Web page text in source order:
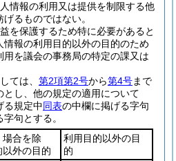
情報の利用又は提供を制限する他
るものではない。
を保護するため特に必要があると
報の利用目的以外の目的のため
を議会の事務局の特定の課又は
ては、 第2項第2号から第4号まで
し、他の規定の適用について
る規定中同表の中欄に掲げる字句
句とする。
合を除
以外の目的
利用目的以外の目
的